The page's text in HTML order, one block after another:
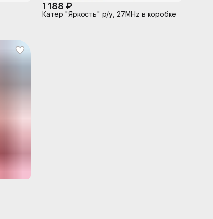
1 188 ₽
Катер "Яркость" р/у, 27MHz в коробке